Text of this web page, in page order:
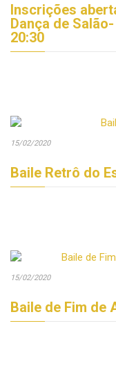
Inscrições
Dança de
20:30
15/02/2020
Baile Retrô do
15/02/2020
Baile de Fim de